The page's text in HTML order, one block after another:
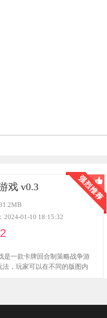
戏 v0.3
2024-01-10 18:15:32
是一款卡牌回合制策略战争游
，玩家可以在不同的版图内